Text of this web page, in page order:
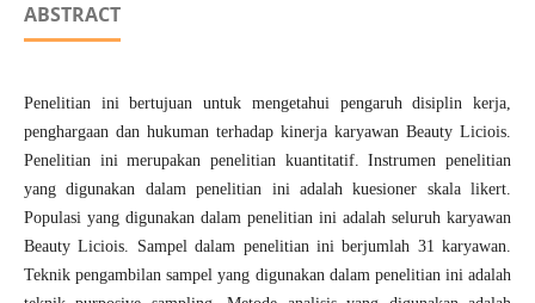
ABSTRACT
Penelitian ini bertujuan untuk mengetahui pengaruh disiplin kerja,
penghargaan dan hukuman terhadap kinerja karyawan Beauty Liciois.
Penelitian ini merupakan penelitian kuantitatif. Instrumen penelitian
yang digunakan dalam penelitian ini adalah kuesioner skala likert.
Populasi yang digunakan dalam penelitian ini adalah seluruh karyawan
Beauty Liciois. Sampel dalam penelitian ini berjumlah 31 karyawan.
Teknik pengambilan sampel yang digunakan dalam penelitian ini adalah